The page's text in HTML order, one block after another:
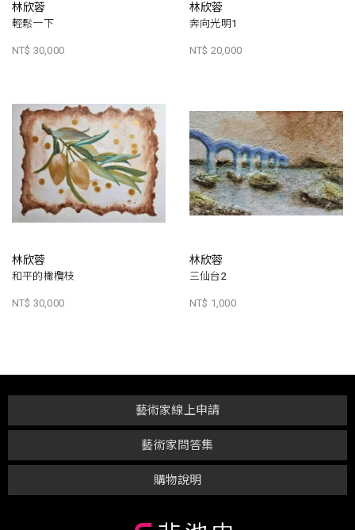
林欣蓉
輕鬆一下
NT$ 30,000
林欣蓉
奔向光明1
NT$ 20,000
林欣蓉
和平的橄欖枝
NT$ 30,000
林欣蓉
三仙台2
NT$ 1,000
購物說明
藝術家問答集
藝術家線上申請